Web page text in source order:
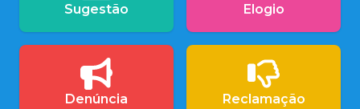
Sugestão Elogio
Denúncia Reclamação